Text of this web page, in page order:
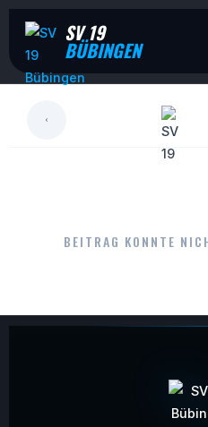
SV 19
BÜBINGEN
BEITRAG KONNTE